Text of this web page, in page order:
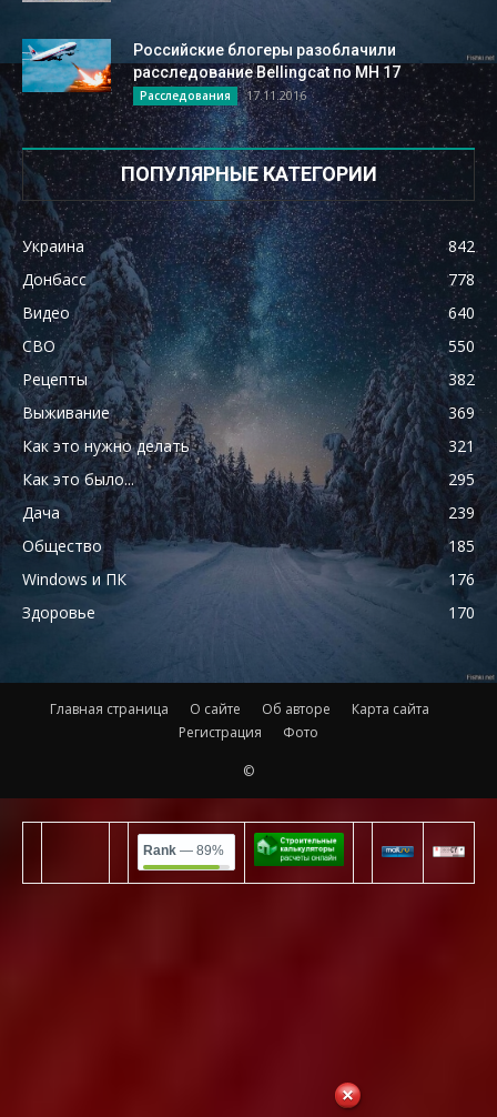
Российские блогеры разоблачили
расследование Bellingcat по MH 17
Расследования 17.11.2016
ПОПУЛЯРНЫЕ КАТЕГОРИИ
Украина
842
Донбасс
778
Видео
640
СВО
550
Рецепты
382
Выживание
369
Как это нужно делать
321
Как это было...
295
Дача
239
Общество
185
Windows и ПК
176
Здоровье
170
Главная страница О сайте Об авторе
Карта сайта
Регистрация
Фото
©
Rank — 89%